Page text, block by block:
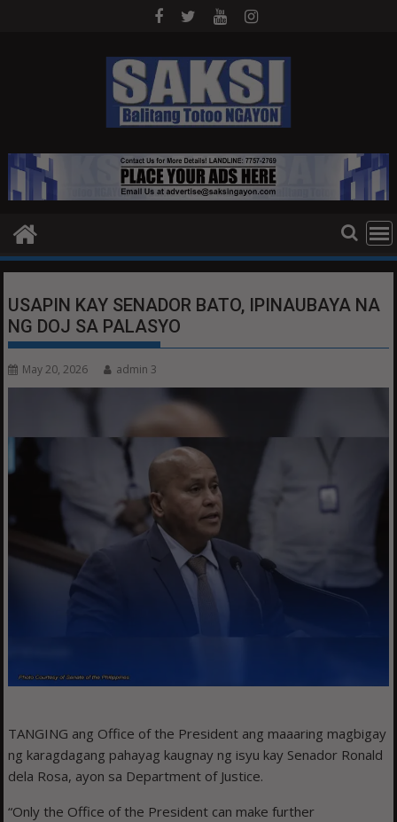
USAPIN KAY SENADOR BATO, IPINAUBAYA NA
NG DOJ SA PALASYO
May 20, 2026 admin 3
TANGING ang Office of the President ang maaaring magbigay
ng karagdagang pahayag kaugnay ng isyu kay Senador Ronald
dela Rosa, ayon sa Department of Justice.
“Only the Office of the President can make further